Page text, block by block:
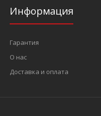
Информация
Гарантия
О нас
Доставка и оплата